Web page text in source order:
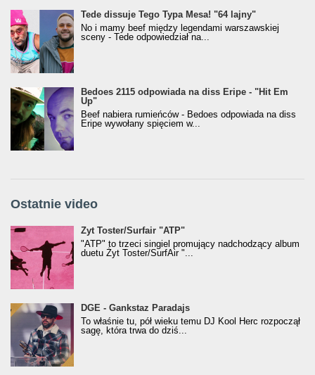
Tede dissuje Tego Typa Mesa! "64 lajny"
No i mamy beef między legendami warszawskiej
sceny - Tede odpowiedział na...
Bedoes 2115 odpowiada na diss Eripe - "Hit Em
Up"
Beef nabiera rumieńców - Bedoes odpowiada na diss
Eripe wywołany spięciem w...
Ostatnie video
Żyt Toster/SurfAir - ATP VIDEO
Żyt Toster/Surfair "ATP"
"ATP" to trzeci singiel promujący nadchodzący album
duetu Żyt Toster/SurfAir "...
donGURALesko z nagrodą za
Klasyczny/Trueschoolowy Album Roku
(Popkillery 2023)
DGE - Gankstaz Paradajs
To właśnie tu, pół wieku temu DJ Kool Herc rozpoczął
sagę, która trwa do dziś...